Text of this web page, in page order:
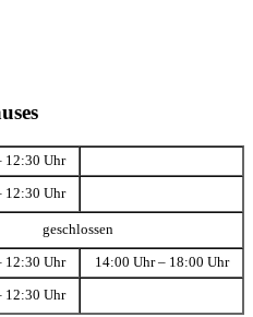
12:30 Uhr
12:30 Uhr
geschlossen
12:30 Uhr 14:00 Uhr – 18:00 Uhr
12:30 Uhr